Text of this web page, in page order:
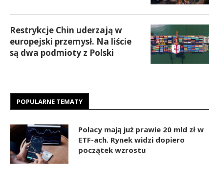
Restrykcje Chin uderzają w
europejski przemysł. Na liście
są dwa podmioty z Polski
POPULARNE TEMATY
Polacy mają już prawie 20 mld zł w
ETF-ach. Rynek widzi dopiero
początek wzrostu